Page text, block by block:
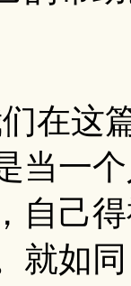
这篇
当一
自己
就如